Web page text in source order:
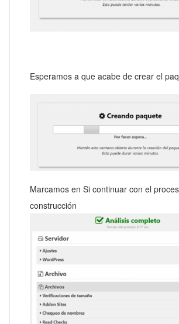
Esperamos a que acabe de crear el
Marcamos en Si continuar con el
construcción